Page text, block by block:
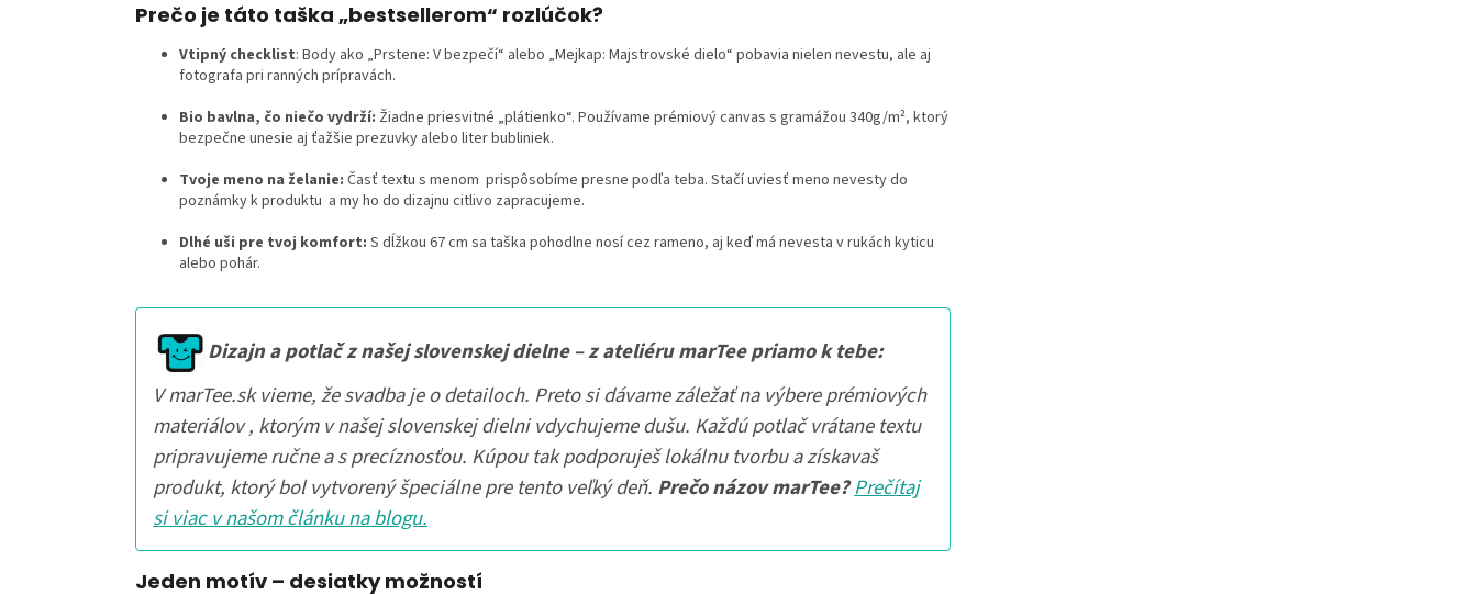
Prečo je táto taška „bestsellerom“ rozlúčok?
Vtipný checklist: Body ako „Prstene: V bezpečí“ alebo „Mejkap: Majstrovské dielo“ pobavia nielen nevestu, ale aj
fotografa pri ranných prípravách.
Bio bavlna, čo niečo vydrží: Žiadne priesvitné „plátienko“. Používame prémiový canvas s gramážou 340g/m², ktorý
bezpečne unesie aj ťažšie prezuvky alebo liter bubliniek.
Tvoje meno na želanie: Časť textu s menom prispôsobíme presne podľa teba. Stačí uviesť meno nevesty do
poznámky k produktu a my ho do dizajnu citlivo zapracujeme.
Dlhé uši pre tvoj komfort: S dĺžkou 67 cm sa taška pohodlne nosí cez rameno, aj keď má nevesta v rukách kyticu
alebo pohár.
Dizajn a potlač z našej slovenskej dielne – z ateliéru marTee priamo k tebe:
V marTee.sk vieme, že svadba je o detailoch. Preto si dávame záležať na výbere prémiových
materiálov , ktorým v našej slovenskej dielni vdychujeme dušu. Každú potlač vrátane textu
pripravujeme ručne a s precíznosťou. Kúpou tak podporuješ lokálnu tvorbu a získavaš
produkt, ktorý bol vytvorený špeciálne pre tento veľký deň. Prečo názov marTee?Prečítaj
si viac v našom článku na blogu.
Jeden motív – desiatky možností